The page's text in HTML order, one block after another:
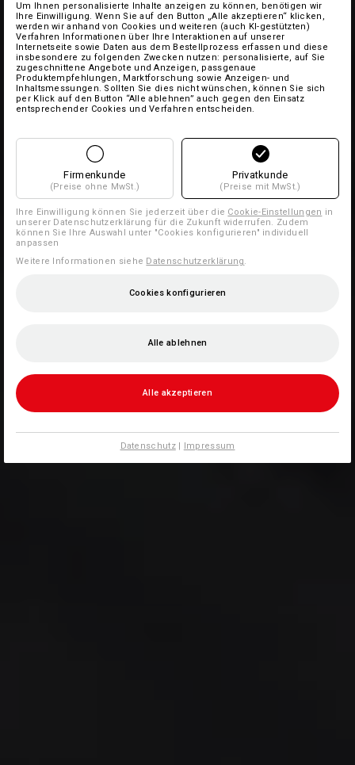
Um Ihnen personalisierte Inhalte anzeigen zu können, benötigen wir
Ihre Einwilligung. Wenn Sie auf den Button „Alle akzeptieren“ klicken,
werden wir anhand von Cookies und weiteren (auch KI-gestützten)
Verfahren Informationen über Ihre Interaktionen auf unserer
Internetseite sowie Daten aus dem Bestellprozess erfassen und diese
insbesondere zu folgenden Zwecken nutzen: personalisierte, auf Sie
zugeschnittene Angebote und Anzeigen, passgenaue
Produktempfehlungen, Marktforschung sowie Anzeigen- und
Inhaltsmessungen. Sollten Sie dies nicht wünschen, können Sie sich
per Klick auf den Button “Alle ablehnen” auch gegen den Einsatz
entsprechender Cookies und Verfahren entscheiden.
Firmenkunde
(Preise ohne MwSt.)
Privatkunde
(Preise mit MwSt.)
Ihre Einwilligung können Sie jederzeit über die Cookie-Einstellungen in
unserer Datenschutzerklärung für die Zukunft widerrufen. Zudem
können Sie Ihre Auswahl unter "Cookies konfigurieren" individuell
anpassen
Weitere Informationen siehe Datenschutzerklärung.
Cookies konfigurieren
Alle ablehnen
Alle akzeptieren
Datenschutz| Impressum